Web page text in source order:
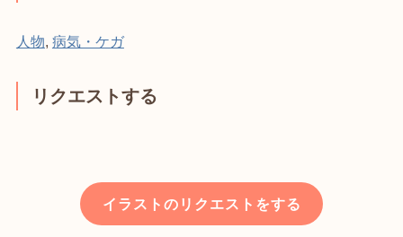
人物 病気・ケガ
リクエストする
イラストのリクエストをする